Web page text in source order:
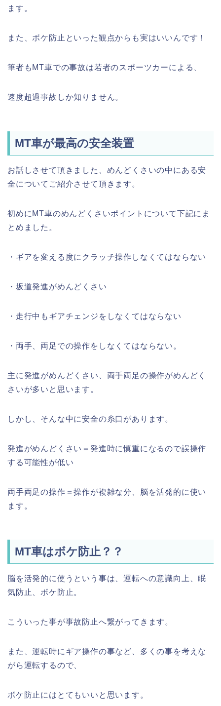
ます。
また、ボケ防止といった観点からも実はいいんです！
筆者もMT車での事故は若者のスポーツカーによる、
速度超過事故しか知りません。
MT車が最高の安全装置
お話しさせて頂きました、めんどくさいの中にある安
全についてご紹介させて頂きます。
初めにMT車のめんどくさいポイントについて下記にま
とめました。
・ギアを変える度にクラッチ操作しなくてはならない
・坂道発進がめんどくさい
・走行中もギアチェンジをしなくてはならない
・両手、両足での操作をしなくてはならない。
主に発進がめんどくさい、両手両足の操作がめんどく
さいが多いと思います。
しかし、そんな中に安全の糸口があります。
発進がめんどくさい＝発進時に慎重になるので誤操作
する可能性が低い
両手両足の操作＝操作が複雑な分、脳を活発的に使い
ます。
MT車はボケ防止？？
脳を活発的に使うという事は、運転への意識向上、眠
気防止、ボケ防止。
こういった事が事故防止へ繋がってきます。
また、運転時にギア操作の事など、多くの事を考えな
がら運転するので、
ボケ防止にはとてもいいと思います。